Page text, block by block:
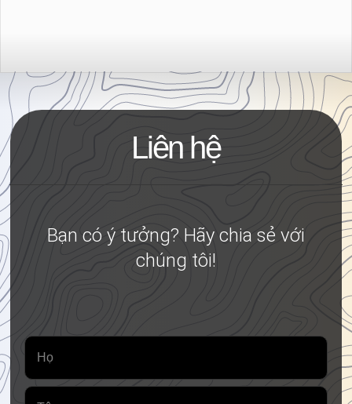
Liên hệ
Bạn có ý tưởng? Hãy chia sẻ với
chúng tôi!